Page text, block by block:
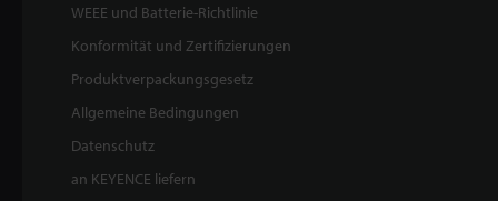
WEEE und Batterie-Richtlinie
Konformität und Zertifizierungen
Produktverpackungsgesetz
Allgemeine Bedingungen
Datenschutz
an KEYENCE liefern